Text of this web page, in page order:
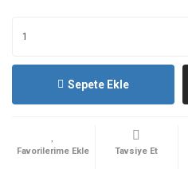
Sepete Ekle
Tavsiye Et